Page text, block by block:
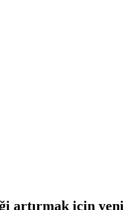
artırmak için yeni